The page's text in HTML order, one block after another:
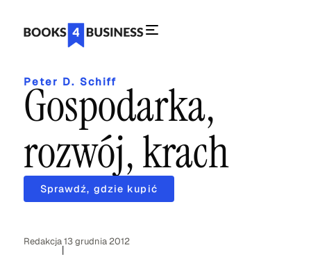
Peter D. Schiff
Gospodarka,
rozwój, krach
Sprawdź, gdzie kupić
Redakcja13 grudnia 2012